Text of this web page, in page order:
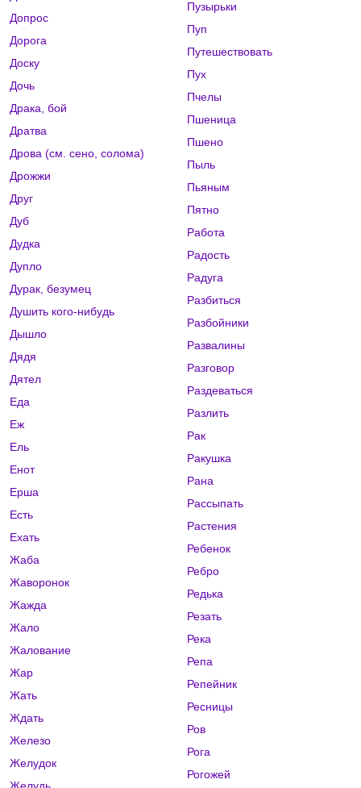
Допрос
Дорога
Доску
Дочь
Драка, бой
Дратва
Дрова (см. сено, солома)
Дрожжи
Друг
Дуб
Дудка
Дупло
Дурак, безумец
Душить кого-нибудь
Дышло
Дядя
Дятел
Еда
Еж
Ель
Енот
Ерша
Есть
Ехать
Жаба
Жаворонок
Жажда
Жало
Жалование
Жар
Жать
Ждать
Железо
Желудок
Пузырьки
Пуп
Путешествовать
Пух
Пчелы
Пшеница
Пшено
Пыль
Пьяным
Пятно
Работа
Радость
Радуга
Разбиться
Разбойники
Развалины
Разговор
Раздеваться
Разлить
Рак
Ракушка
Рана
Рассыпать
Растения
Ребенок
Ребро
Редька
Резать
Река
Репа
Репейник
Ресницы
Ров
Рога
Рогожей